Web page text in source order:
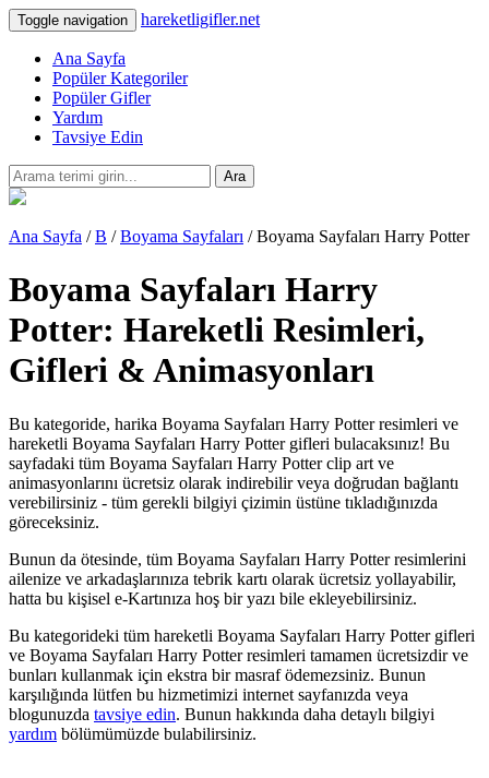
Toggle navigation hareketligifler.net
Ana Sayfa
Popüler Kategoriler
Popüler Gifler
Yardım
Tavsiye Edin
Ara
Ana Sayfa /B /Boyama Sayfaları / Boyama Sayfaları Harry Potter
Boyama Sayfaları Harry
Potter: Hareketli Resimleri,
Gifleri & Animasyonları
Bu kategoride, harika Boyama Sayfaları Harry Potter resimleri ve
hareketli Boyama Sayfaları Harry Potter gifleri bulacaksınız! Bu
sayfadaki tüm Boyama Sayfaları Harry Potter clip art ve
animasyonlarını ücretsiz olarak indirebilir veya doğrudan bağlantı
verebilirsiniz - tüm gerekli bilgiyi çizimin üstüne tıkladığınızda
göreceksiniz.
Bunun da ötesinde, tüm Boyama Sayfaları Harry Potter resimlerini
ailenize ve arkadaşlarınıza tebrik kartı olarak ücretsiz yollayabilir,
hatta bu kişisel e-Kartınıza hoş bir yazı bile ekleyebilirsiniz.
Bu kategorideki tüm hareketli Boyama Sayfaları Harry Potter gifleri
ve Boyama Sayfaları Harry Potter resimleri tamamen ücretsizdir ve
bunları kullanmak için ekstra bir masraf ödemezsiniz. Bunun
karşılığında lütfen bu hizmetimizi internet sayfanızda veya
blogunuzda tavsiye edin. Bunun hakkında daha detaylı bilgiyi
yardım bölümümüzde bulabilirsiniz.